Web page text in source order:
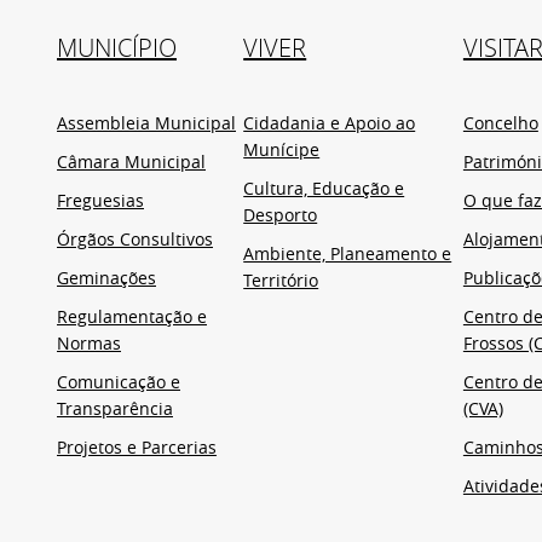
MUNICÍPIO
Assembleia Municipal
Câmara Municipal
Freguesias
Órgãos Consultivos
Geminações
Regulamentação e
Normas
Comunicação e
Transparência
Projetos e Parcerias
VIVER
Cidadania e Apoio ao
Munícipe
Cultura, Educação e
Desporto
Ambiente, Planeamento e
Território
VISITAR
Concelho
O que
Centro
Frossos
Centro
(CVA)
Caminhos